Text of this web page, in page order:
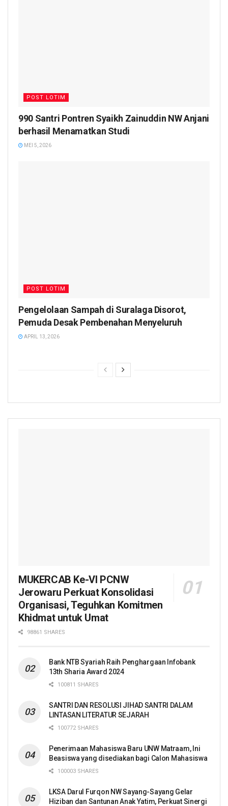
POST LOTIM
990 Santri Pontren Syaikh Zainuddin NW Anjani
berhasil Menamatkan Studi
MEI 5, 2026
POST LOTIM
Pengelolaan Sampah di Suralaga Disorot,
Pemuda Desak Pembenahan Menyeluruh
APRIL 13, 2026
MUKERCAB Ke-VI PCNW
Jerowaru Perkuat Konsolidasi
Organisasi, Teguhkan Komitmen
Khidmat untuk Umat
98861 SHARES
Bank NTB Syariah Raih Penghargaan Infobank
13th Sharia Award 2024
100811 SHARES
SANTRI DAN RESOLUSI JIHAD SANTRI DALAM
LINTASAN LITERATUR SEJARAH
100772 SHARES
Penerimaan Mahasiswa Baru UNW Matraam, Ini
Beasiswa yang disediakan bagi Calon Mahasiswa
100003 SHARES
LKSA Darul Furqon NW Sayang-Sayang Gelar
Hiziban dan Santunan Anak Yatim, Perkuat Sinergi